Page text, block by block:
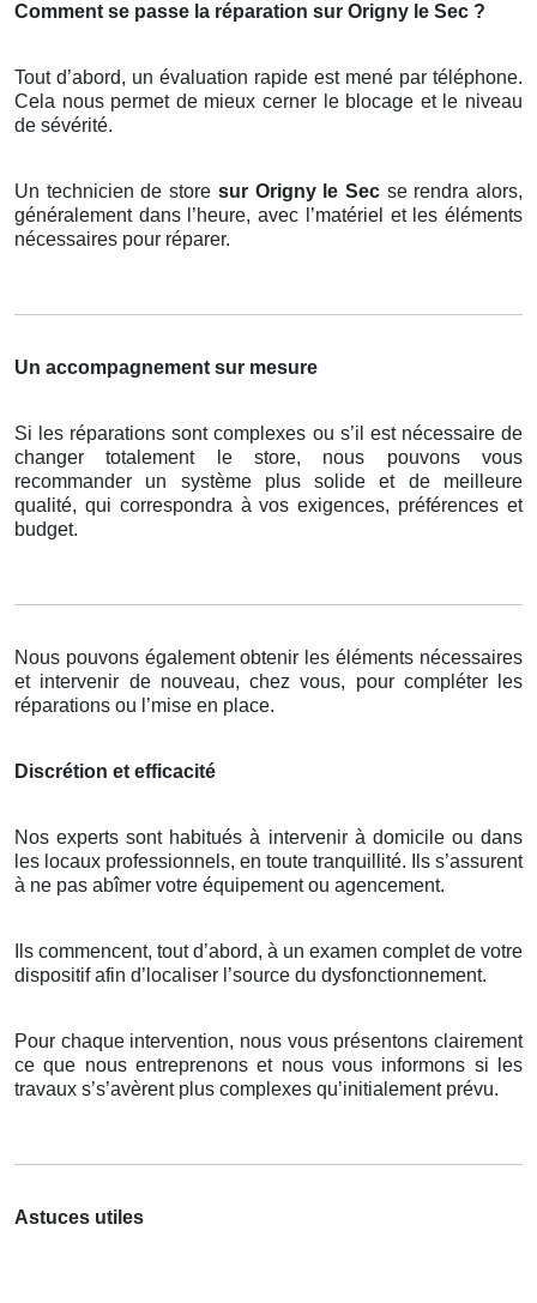
Comment se passe la réparation sur Origny le Sec ?
Tout d’abord, un évaluation rapide est mené par téléphone.
Cela nous permet de mieux cerner le blocage et le niveau
de sévérité.
Un technicien de store sur Origny le Sec se rendra alors,
généralement dans l’heure, avec l’matériel et les éléments
nécessaires pour réparer.
Un accompagnement sur mesure
Si les réparations sont complexes ou s’il est nécessaire de
changer totalement le store, nous pouvons vous
recommander un système plus solide et de meilleure
qualité, qui correspondra à vos exigences, préférences et
budget.
Nous pouvons également obtenir les éléments nécessaires
et intervenir de nouveau, chez vous, pour compléter les
réparations ou l’mise en place.
Discrétion et efficacité
Nos experts sont habitués à intervenir à domicile ou dans
les locaux professionnels, en toute tranquillité. Ils s’assurent
à ne pas abîmer votre équipement ou agencement.
Ils commencent, tout d’abord, à un examen complet de votre
dispositif afin d’localiser l’source du dysfonctionnement.
Pour chaque intervention, nous vous présentons clairement
ce que nous entreprenons et nous vous informons si les
travaux s’s’avèrent plus complexes qu’initialement prévu.
Astuces utiles